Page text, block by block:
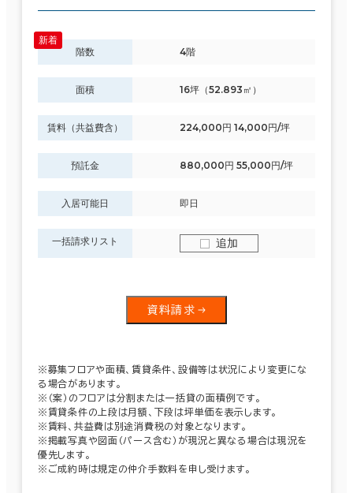
階数 4階
面積 16坪（52.893㎡）
賃料（共益費含） 224,000円 14,000円/坪
預託金 880,000円 55,000円/坪
入居可能日 即日
一括請求リスト 追加
資料請求
※募集フロアや面積、賃貸条件、設備等は状況により変更にな
る場合があります。
※（案）のフロアは分割または一括貸の面積例です。
※賃貸条件の上段は月額、下段は坪単価を表示します。
※賃料、共益費は別途消費税の対象となります。
※掲載写真や図面（パース含む）が現況と異なる場合は現況を
優先します。
※ご成約時は規定の仲介手数料を申し受けます。